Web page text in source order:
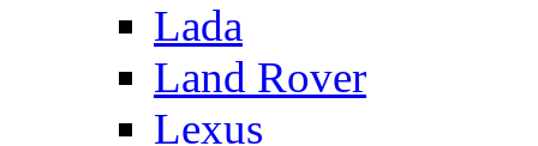
Lada
Land Rover
Lexus